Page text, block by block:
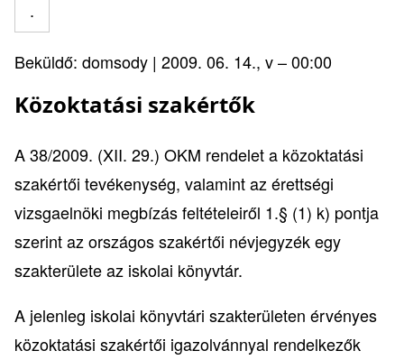
Beküldő: domsody | 2009. 06. 14., v – 00:00
Közoktatási szakértők
A38/2009. (XII. 29.) OKM rendelet a közoktatási
szakértői tevékenység, valamint az érettségi
vizsgaelnöki megbízás feltételeiről 1.§ (1) k) pontja
szerint az országos szakértői névjegyzék egy
szakterülete az iskolai könyvtár.
A jelenleg iskolai könyvtári szakterületen érvényes
közoktatási szakértői igazolvánnyal rendelkezők